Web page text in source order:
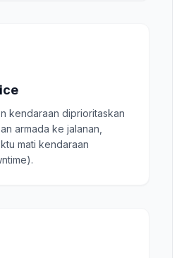
kendaraan diprioritaskan
armada ke jalanan,
mati kendaraan